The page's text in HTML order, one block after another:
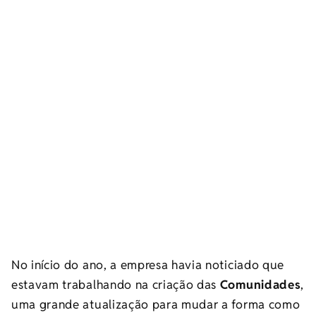
No início do ano, a empresa havia noticiado que
estavam trabalhando na criação das Comunidades,
uma grande atualização para mudar a forma como